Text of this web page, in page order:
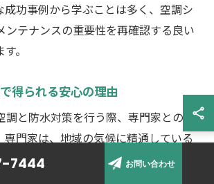
成功事例から学ぶことは多く、空調シ
ンテナンスの重要性を再確認する良い
。
得られる安心の理由
調と防水対策を行う際、専門家との相
専門家は、地域の気候に精通している
を提案することができます。例えば、
7444 お問い合わせ